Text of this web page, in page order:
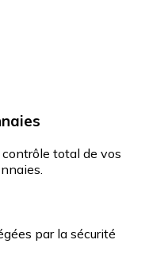
total de vos
par la sécurité